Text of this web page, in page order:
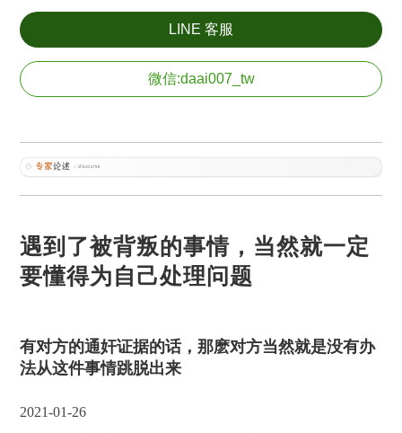
LINE 客服
微信:daai007_tw
遇到了被背叛的事情，当然就一定
要懂得为自己处理问题
有对方的通奸证据的话，那麽对方当然就是没有办
法从这件事情跳脱出来
2021-01-26